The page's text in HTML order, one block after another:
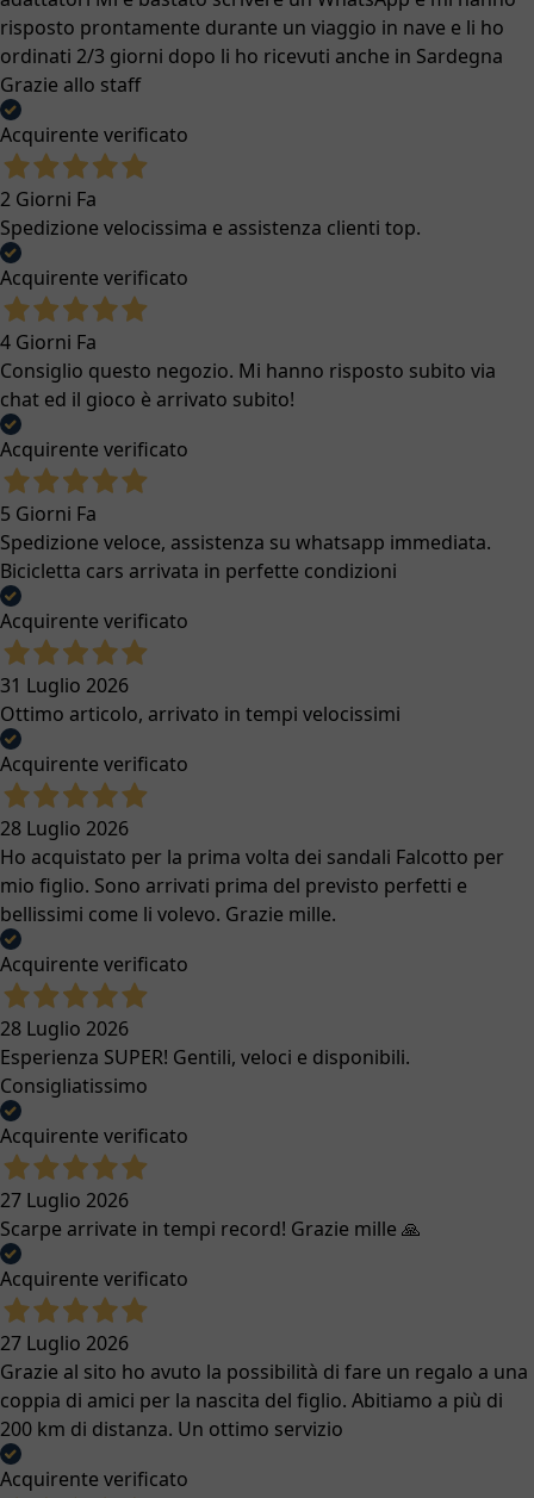
risposto prontamente durante un viaggio in nave e li ho
ordinati 2/3 giorni dopo li ho ricevuti anche in Sardegna
Grazie allo staff
Acquirente verificato
2 Giorni Fa
Spedizione velocissima e assistenza clienti top.
Acquirente verificato
4 Giorni Fa
Consiglio questo negozio. Mi hanno risposto subito via
chat ed il gioco è arrivato subito!
Acquirente verificato
5 Giorni Fa
Spedizione veloce, assistenza su whatsapp immediata.
Bicicletta cars arrivata in perfette condizioni
Acquirente verificato
31 Luglio 2026
Ottimo articolo, arrivato in tempi velocissimi
Acquirente verificato
28 Luglio 2026
Ho acquistato per la prima volta dei sandali Falcotto per
mio figlio. Sono arrivati prima del previsto perfetti e
bellissimi come li volevo. Grazie mille.
Acquirente verificato
28 Luglio 2026
Esperienza SUPER! Gentili, veloci e disponibili.
Consigliatissimo
Acquirente verificato
27 Luglio 2026
Scarpe arrivate in tempi record! Grazie mille 🙏
Acquirente verificato
27 Luglio 2026
Grazie al sito ho avuto la possibilità di fare un regalo a una
coppia di amici per la nascita del figlio. Abitiamo a più di
200 km di distanza. Un ottimo servizio
Acquirente verificato